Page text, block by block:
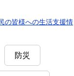
の皆様への生活支援情
防災